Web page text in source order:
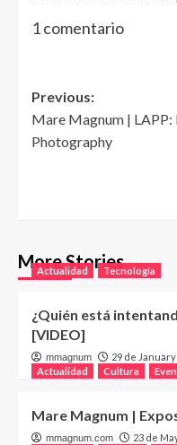
1 comentario
Post
navigation
Previous:
Mare Magnum |
Photography
More Stories
Actualidad Tecnología
¿Quién está
[VIDEO]
mmagnum 29 de
Actualidad Cultura
Mare Magnum |
mmagnum.com
23 de